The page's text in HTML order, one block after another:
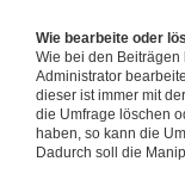
Wie bearbeite oder
Wie bei den Beiträgen
Administrator
dieser ist immer mit
die Umfrage löschen
haben, so kann die
Dadurch soll die